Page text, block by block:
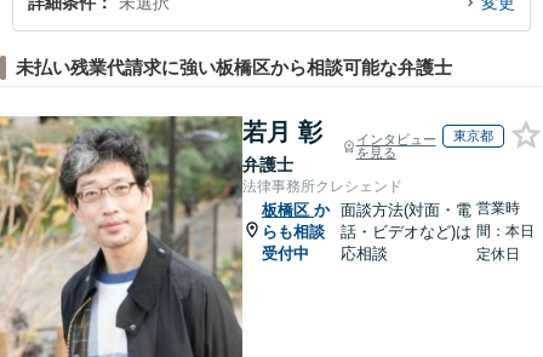
未払い残業代請求に強い板橋区から相談可能な弁護士
若月 彰
弁護士
インタビュー
を見る
東京都
法律事務所クレシェンド
板橋区 か
らも相談
受付中
面談方法(対面・電
話・ビデオなど)は
応相談
営業時
間：本日
定休日